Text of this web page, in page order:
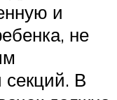
и
не
секций. В